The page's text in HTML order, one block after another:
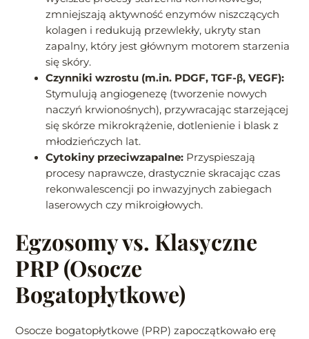
zmniejszają aktywność enzymów niszczących
kolagen i redukują przewlekły, ukryty stan
zapalny, który jest głównym motorem starzenia
się skóry.
Czynniki wzrostu (m.in. PDGF, TGF-β, VEGF):
Stymulują angiogenezę (tworzenie nowych
naczyń krwionośnych), przywracając starzejącej
się skórze mikrokrążenie, dotlenienie i blask z
młodzieńczych lat.
Cytokiny przeciwzapalne: Przyspieszają
procesy naprawcze, drastycznie skracając czas
rekonwalescencji po inwazyjnych zabiegach
laserowych czy mikroigłowych.
Egzosomy vs. Klasyczne
PRP (Osocze
Bogatopłytkowe)
Osocze bogatopłytkowe (PRP) zapoczątkowało erę